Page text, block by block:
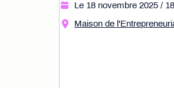
Le 18 novembre 2025 /
Maison de